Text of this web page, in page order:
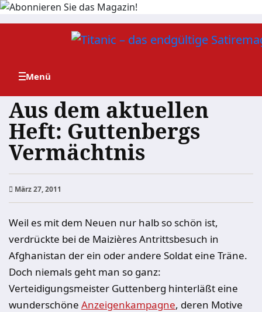
Zum
Aus dem aktuellen
Heft: Guttenbergs
Vermächtnis
März 27, 2011
Weil es mit dem Neuen nur halb so schön ist,
verdrückte bei de Maizières Antrittsbesuch in
Afghanistan der ein oder andere Soldat eine Träne.
Doch niemals geht man so ganz:
Verteidigungsmeister Guttenberg hinterläßt eine
wunderschöne Anzeigenkampagne, deren Motive